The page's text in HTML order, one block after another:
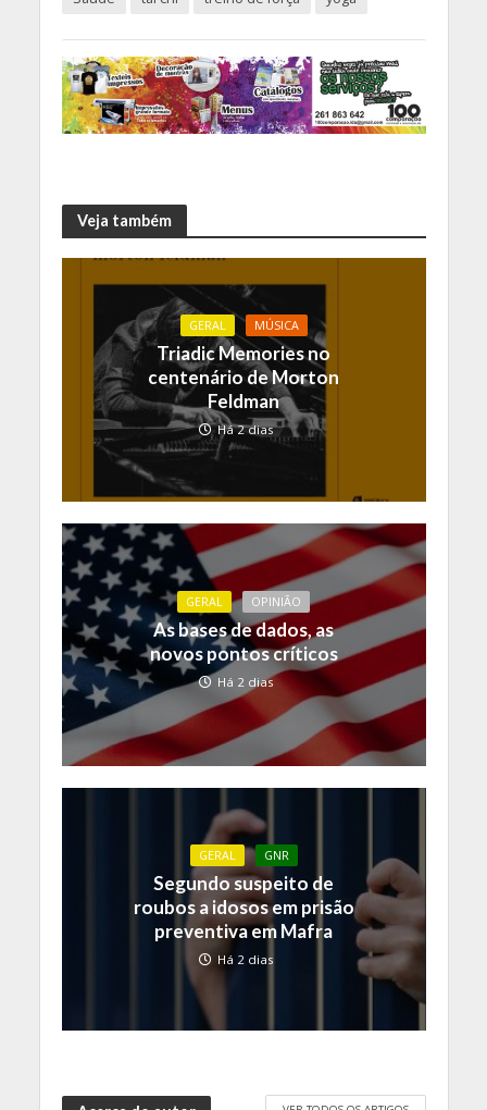
Veja também
GERAL MÚSICA
Triadic Memories no
centenário de Morton
Feldman
Há 2 dias
GERAL OPINIÃO
As bases de dados, as
novos pontos críticos
Há 2 dias
GERAL GNR
Segundo suspeito de
roubos a idosos em prisão
preventiva em Mafra
Há 2 dias